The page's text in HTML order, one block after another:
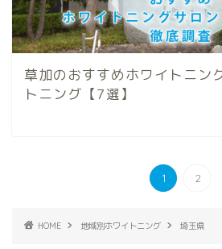
草加のおすすめホワイトニン
トニング【7選】
1 2
HOME 地域別ホワイトニング 埼玉県